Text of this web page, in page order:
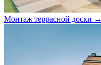
Монтаж террасной доски →